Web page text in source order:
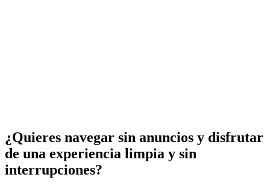
¿Quieres navegar sin anuncios y disfrutar
de una experiencia limpia y sin
interrupciones?